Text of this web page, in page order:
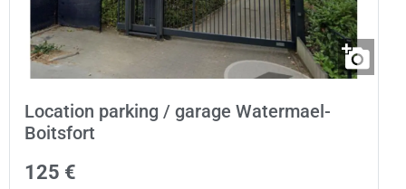
Location parking / garage Watermael-
Boitsfort
125 €